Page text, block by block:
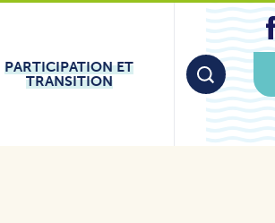
PARTICIPATION ET
TRANSITION